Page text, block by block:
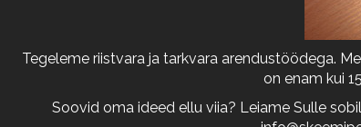
Tegeleme riistvara ja tarkvara arendustöödega.
on enam kui
Soovid oma ideed ellu viia? Leiame Sulle